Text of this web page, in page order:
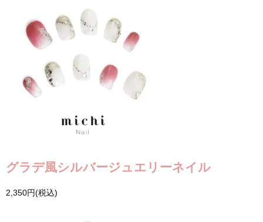
グラデ風シルバージュエリーネイル
2,350円(税込)